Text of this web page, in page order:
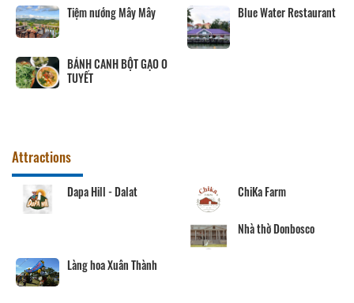
Tiệm nướng Mây Mây Blue Water Restaurant
BÁNH CANH BỘT GẠO O
TUYẾT
Attractions
Dapa Hill - Dalat ChiKa Farm
Nhà thờ Donbosco
Làng hoa Xuân Thành